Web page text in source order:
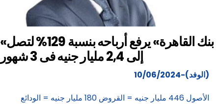
«بنك القاهرة» يرفع أرباحه بنسبة 129% لتصل
إلى 2,4 مليار جنيه فى 3 شهور
(الوفد)-10/06/2024
الأصول 446 مليار جنيه = القروض 180 مليار جنيه = الودائع